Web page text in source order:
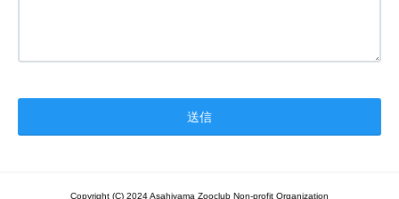
Copyright (C) 2024 Asahiyama Zooclub Non-profit Organization